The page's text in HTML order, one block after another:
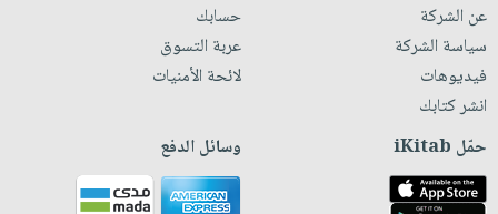
عن الشركة
سياسة الشركة
فيديوهات
انشر كتابك
حسابك
عربة التسوق
لائحة الأمنيات
حمّل iKitab وسائل الدفع